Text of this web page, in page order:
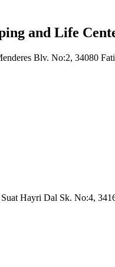
and Life
Blv. No:2, 34080
Hayri Dal Sk. No:4,